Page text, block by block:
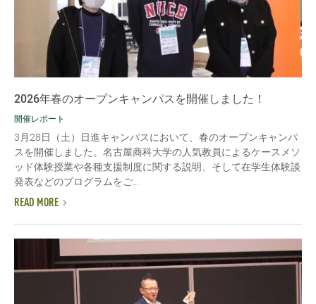
2026年春のオープンキャンパスを開催しました！
開催レポート
3月28日（土）日進キャンパスにおいて、春のオープンキャンパ
スを開催しました。名古屋商科大学の人気教員によるケースメソ
ッド体験授業や各種支援制度に関する説明、そして在学生体験談
発表などのプログラムをご...
READ MORE